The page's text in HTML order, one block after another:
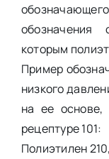
обозначения
которым
Пример
низкого
на ее
рецептуре 101:
Полиэтилен